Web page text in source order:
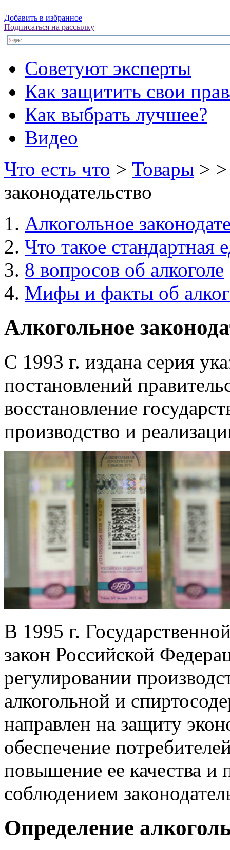
Добавить в избранное
Подписаться на рассылку
Советуют эксперты
Как защитить свои
Как выбрать лучшее?
Видео
Что есть что > Товары >
законодательство
Алкогольное
Что такое стандартная
8 вопросов об алкоголе
Мифы и факты об
Алкогольное
С 1993 г. издана серия
постановлений
восстановление
производство и
В 1995 г.
закон Российской
регулировании
алкогольной и
направлен на защиту
обеспечение
повышение ее качества и
соблюдением
Определение